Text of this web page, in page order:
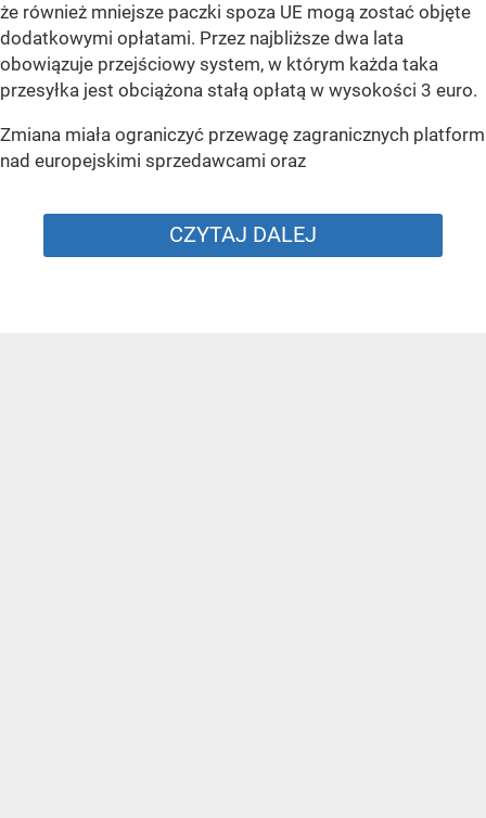
że również mniejsze paczki spoza UE mogą zostać objęte
dodatkowymi opłatami. Przez najbliższe dwa lata
obowiązuje przejściowy system, w którym każda taka
przesyłka jest obciążona stałą opłatą w wysokości 3 euro.
Zmiana miała ograniczyć przewagę zagranicznych platform
nad europejskimi sprzedawcami oraz
CZYTAJ DALEJ